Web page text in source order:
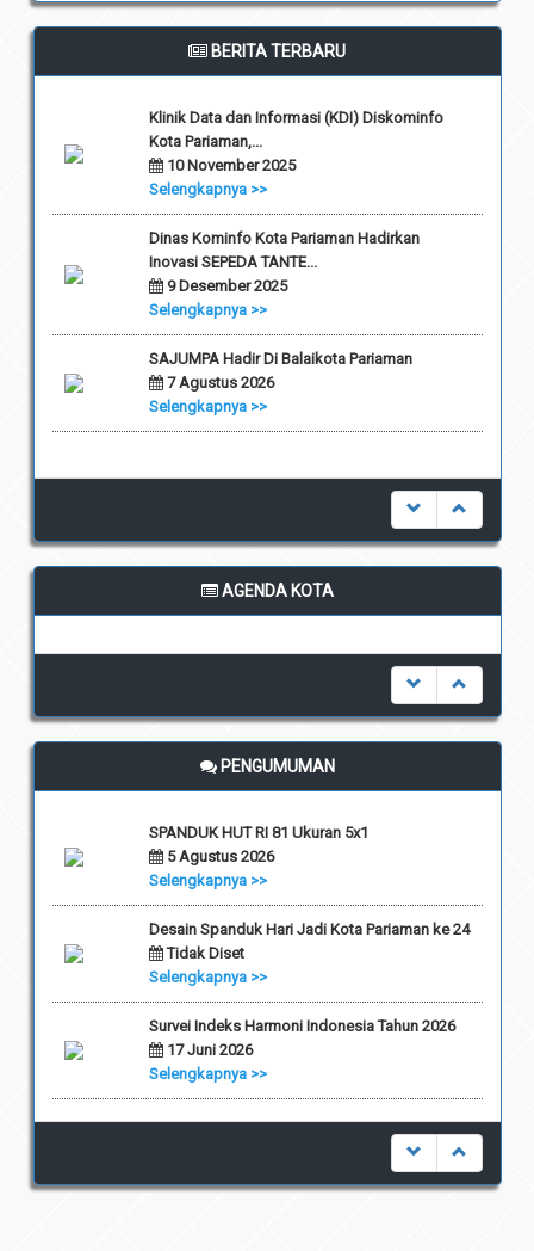
BERITA TERBARU
Klinik Data dan Informasi (KDI) Diskominfo
Kota Pariaman,...
10 November 2025
Selengkapnya >>
Dinas Kominfo Kota Pariaman Hadirkan
Inovasi SEPEDA TANTE...
9 Desember 2025
Selengkapnya >>
SAJUMPA Hadir Di Balaikota Pariaman
7 Agustus 2026
Selengkapnya >>
AGENDA KOTA
PENGUMUMAN
SPANDUK HUT RI 81 Ukuran 5x1
5 Agustus 2026
Selengkapnya >>
Desain Spanduk Hari Jadi Kota Pariaman ke 24
Tidak Diset
Selengkapnya >>
Survei Indeks Harmoni Indonesia Tahun 2026
17 Juni 2026
Selengkapnya >>